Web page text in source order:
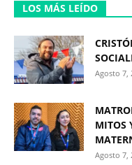
LOS MÁS LEÍDO
Agosto 7,
MITOS
Agosto 7,